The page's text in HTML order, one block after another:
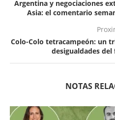
Argentina y negociaciones
Asia: el comentario
Colo-Colo tetracampeón: un
desigualdades
NOTAS